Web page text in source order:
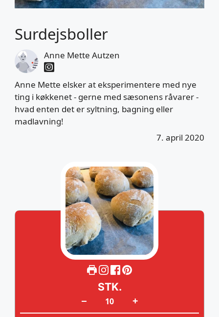
Surdejsboller
Anne Mette Autzen
Anne Mette elsker at eksperimentere med nye
ting i køkkenet - gerne med sæsonens råvarer -
hvad enten det er syltning, bagning eller
madlavning!
7. april 2020
Video is not published.
– +
STK.